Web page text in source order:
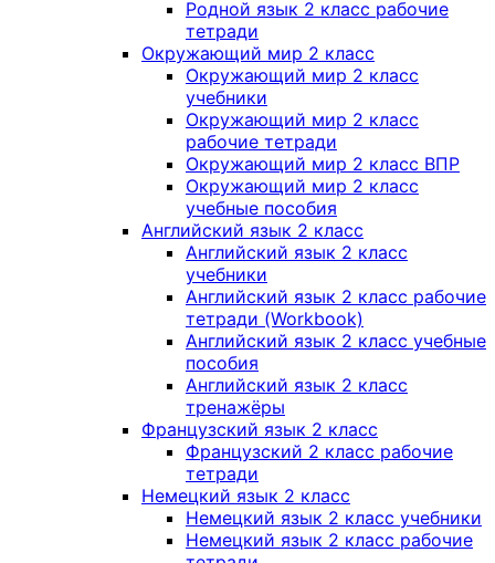
Родной язык 2 класс рабочие
тетради
Окружающий мир 2 класс
Окружающий мир 2 класс
учебники
Окружающий мир 2 класс
рабочие тетради
Окружающий мир 2 класс ВПР
Окружающий мир 2 класс
учебные пособия
Английский язык 2 класс
Английский язык 2 класс
учебники
Английский язык 2 класс рабочие
тетради (Workbook)
Английский язык 2 класс учебные
пособия
Английский язык 2 класс
тренажёры
Французский язык 2 класс
Французский 2 класс рабочие
тетради
Немецкий язык 2 класс
Немецкий язык 2 класс учебники
Немецкий язык 2 класс рабочие